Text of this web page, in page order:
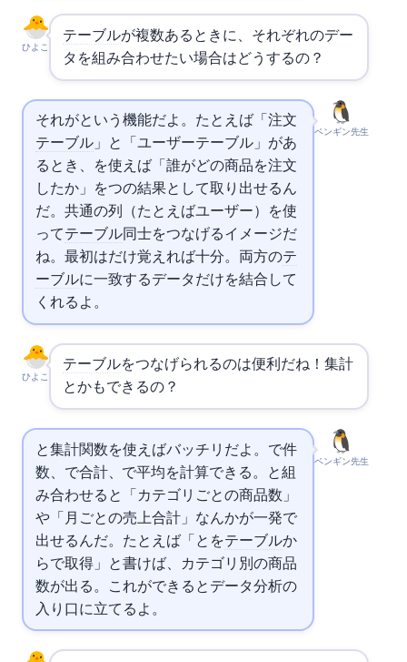
ひよこ
テーブルが複数あるときに、それぞれのデー
タを組み合わせたい場合はどうするの？
ペンギン先生
それがという機能だよ。たとえば「注文
テーブル 」と「ユーザーテーブル」があ
るとき、
を使えば「誰がどの商品を注文
したか」を1つの結果として取り出せるん
だ。共通の列（たとえばユーザーID）を使
ってテーブル 同士をつなげるイメージだ
ね。最初はだけ覚えれば十分。両方のテ
ーブルに一致するデータだけを結合して
くれるよ。
ひよこ
テーブルをつなげられるのは便利だね！集計
とかもできるの？
ペンギン先生
と集計関数を使えばバッチリだよ。COUNTで件
数、SUMで合計、AVGで平均を計算できる。
と組
み合わせると「カテゴリごとの商品数」
や「月ごとの売上合計」なんかが一発で
出せるんだ。たとえば「SELECT category とCOUNTをproductsテーブルか
らcategoryで取得」と書けば、カテゴリ別の商品
数が出る。これができるとデータ分析の
入り口に立てるよ。